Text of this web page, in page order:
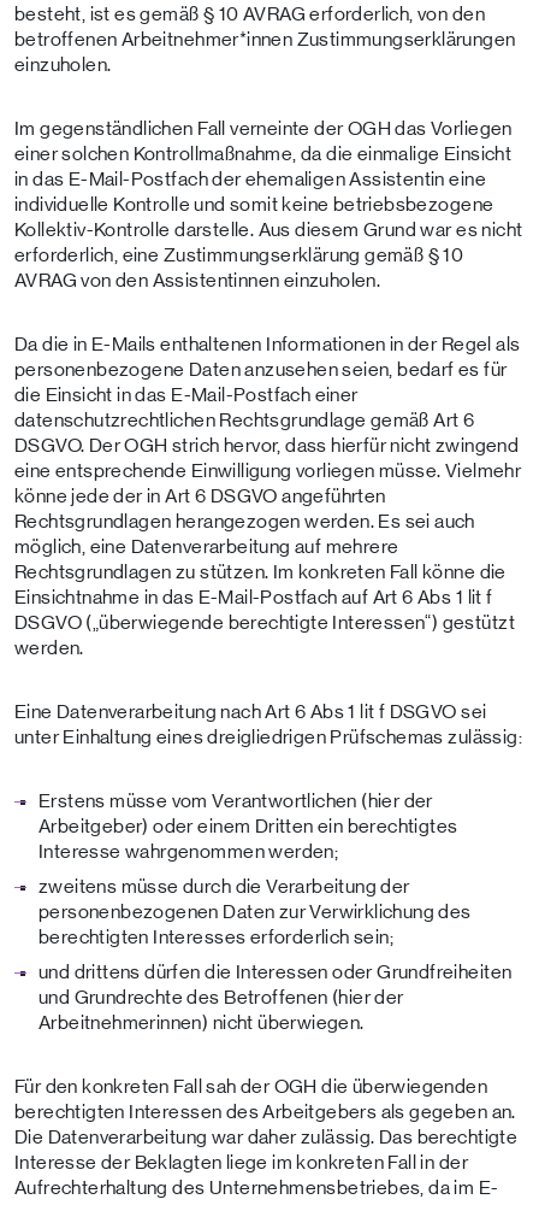
besteht, ist es gemäß § 10 AVRAG erforderlich, von den
betroffenen Arbeitnehmer*innen Zustimmungserklärungen
einzuholen.
Im gegenständlichen Fall verneinte der OGH das Vorliegen
einer solchen Kontrollmaßnahme, da die einmalige Einsicht
in das E-Mail-Postfach der ehemaligen Assistentin eine
individuelle Kontrolle und somit keine betriebsbezogene
Kollektiv-Kontrolle darstelle. Aus diesem Grund war es nicht
erforderlich, eine Zustimmungserklärung gemäß § 10
AVRAG von den Assistentinnen einzuholen.
Da die in E-Mails enthaltenen Informationen in der Regel als
personenbezogene Daten anzusehen seien, bedarf es für
die Einsicht in das E-Mail-Postfach einer
datenschutzrechtlichen Rechtsgrundlage gemäß Art 6
DSGVO. Der OGH strich hervor, dass hierfür nicht zwingend
eine entsprechende Einwilligung vorliegen müsse. Vielmehr
könne jede der in Art 6 DSGVO angeführten
Rechtsgrundlagen herangezogen werden. Es sei auch
möglich, eine Datenverarbeitung auf mehrere
Rechtsgrundlagen zu stützen. Im konkreten Fall könne die
Einsichtnahme in das E-Mail-Postfach auf Art 6 Abs 1 lit f
DSGVO („überwiegende berechtigte Interessen“) gestützt
werden.
Eine Datenverarbeitung nach Art 6 Abs 1 lit f DSGVO sei
unter Einhaltung eines dreigliedrigen Prüfschemas zulässig:
Erstens müsse vom Verantwortlichen (hier der
Arbeitgeber) oder einem Dritten ein berechtigtes
Interesse wahrgenommen werden;
zweitens müsse durch die Verarbeitung der
personenbezogenen Daten zur Verwirklichung des
berechtigten Interesses erforderlich sein;
und drittens dürfen die Interessen oder Grundfreiheiten
und Grundrechte des Betroffenen (hier der
Arbeitnehmerinnen) nicht überwiegen.
Für den konkreten Fall sah der OGH die überwiegenden
berechtigten Interessen des Arbeitgebers als gegeben an.
Die Datenverarbeitung war daher zulässig. Das berechtigte
Interesse der Beklagten liege im konkreten Fall in der
Aufrechterhaltung des Unternehmensbetriebes, da im E-